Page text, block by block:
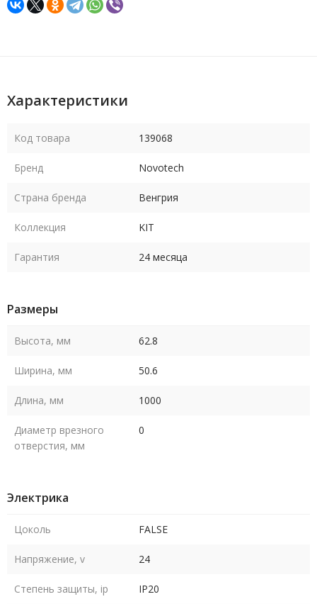
Характеристики
Код товара 139068
Бренд Novotech
Страна бренда Венгрия
Коллекция KIT
Гарантия 24 месяца
Размеры
Высота, мм 62.8
Ширина, мм 50.6
Длина, мм 1000
Диаметр врезного
отверстия, мм
0
Электрика
Цоколь FALSE
Напряжение, v 24
Степень защиты, ip IP20